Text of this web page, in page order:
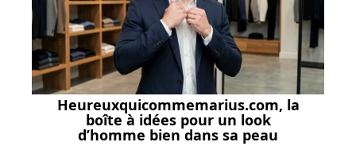
Heureuxquicommemarius.com, la
boîte à idées pour un look
d’homme bien dans sa peau